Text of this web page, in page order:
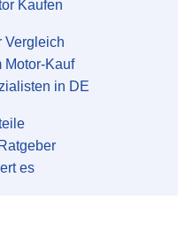
Kaufen
Vergleich
Motor-Kauf
in DE
es